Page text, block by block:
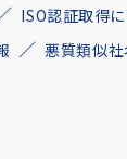
ISO認証取得
悪質類似